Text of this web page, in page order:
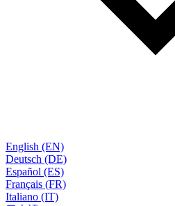
English (EN)
Deutsch (DE)
Español (ES)
Français (FR)
Italiano (IT)